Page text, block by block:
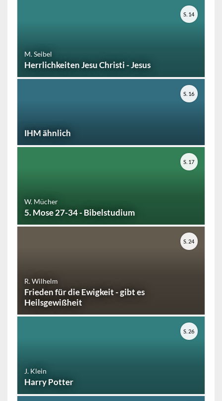
M. Seibel
Herrlichkeiten Jesu Christi - Jesus
S. 14
IHM ähnlich
S. 16
W. Mücher
5. Mose 27-34 - Bibelstudium
S. 17
R. Wilhelm
Frieden für die Ewigkeit - gibt es
Heilsgewißheit
S. 24
J. Klein
Harry Potter
S. 26